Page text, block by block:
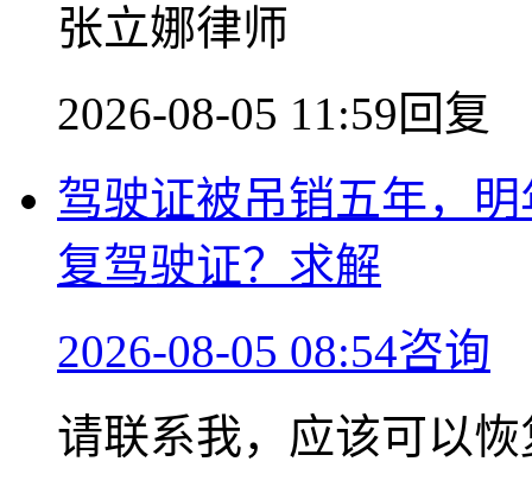
张立娜律师
2026-08-05 11:59回复
驾驶证被吊销五年，
复驾驶证？求解
2026-08-05 08:54咨询
请联系我，应该可以